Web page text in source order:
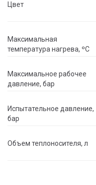
Цвет
Максимальная
температура нагрева, ºC
Максимальное рабочее
давление, бар
Испытательное давление,
бар
Объем теплоносителя, л